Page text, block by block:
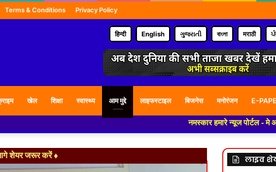
Terms & Conditions Privacy Policy
हिन्दी English ગુજરાતી বাংলা मराठी
खेल शिक्षा स्वास्थ्य आम मुद्दे लाइफस्टाइल बिजनेस मनोरंजन E-
नमस्कार हमारे न्यूज पोर्टल - मे आपका
शेयर जरूर करें ♦ लाइव